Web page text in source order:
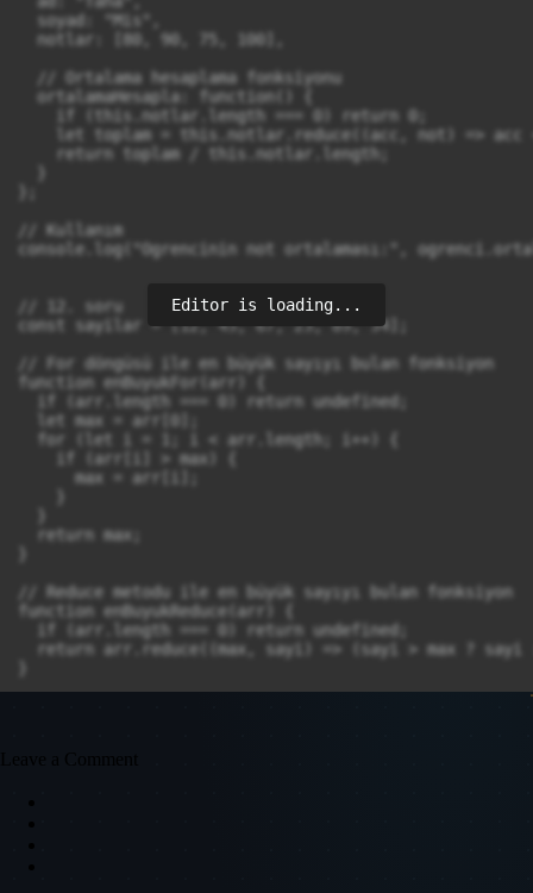
  soyad: "Mis",
  notlar: [80, 90, 75, 100],
  // Ortalama hesaplama fonksiyonu
  ortalamaHesapla: function() {
    if (this.notlar.length === 0) return 0;
let toplam = this.notlar.reduce((acc, not) => acc
    return toplam / this.notlar.length;
// Kullanım
console.log("Ogrencinin not ortalaması:",
// 12. soru
const sayilar = [12, 45, 67, 23, 89, 34];
// For döngüsü ile en büyük sayıyı bulan fonksiyon
function enBuyukFor(arr) {
  if (arr.length === 0) return undefined;
  let max = arr[0];
  for (let i = 1; i < arr.length; i++) {
    if (arr[i] > max) {
      max = arr[i];
  return max;
// Reduce metodu ile en büyük sayıyı bulan fonksiyon
function enBuyukReduce(arr) {
  if (arr.length === 0) return undefined;
return arr.reduce((max, sayi) => (sayi > max ? sayi
Editor is loading...
Leave a Comment